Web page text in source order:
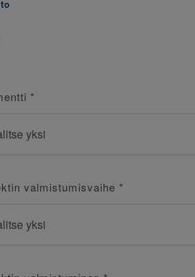
*
valmistumisvaihe *